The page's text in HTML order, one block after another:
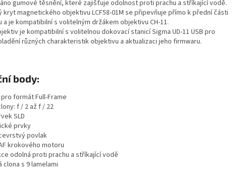
gumové těsnění, které zajišťuje odolnost proti prachu a stříkající vodě.
kryt magnetického objektivu LCF58-01M se připevňuje přímo k přední části
a je kompatibilní s volitelným držákem objektivu CH-11.
je kompatibilní s volitelnou dokovací stanicí Sigma UD-11 USB pro
různých charakteristik objektivu a aktualizaci jeho firmwaru.
body:
formát Full-Frame
f / 2 až f / 22
SLD
prvky
povlak
krokového motoru
odolná proti prachu a stříkající vodě
clona s 9 lamelami